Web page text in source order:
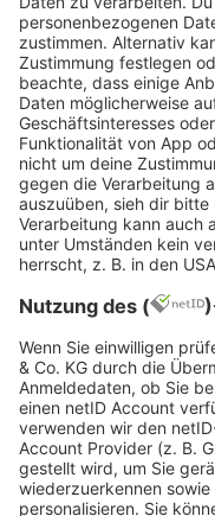
Verantwortung
darum, bewusst zu
willst und wo deine
Wenn du
Intrigen und
Selbstbewusstsein
Artikel„Beim
du Strategien, wie
Ruhe
Gegenangriffe
Klar schildern,
Nachfragen,